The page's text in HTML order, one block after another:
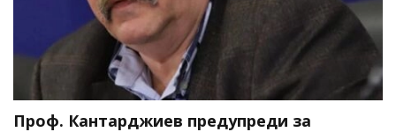
Проф. Кантарджиев предупреди за